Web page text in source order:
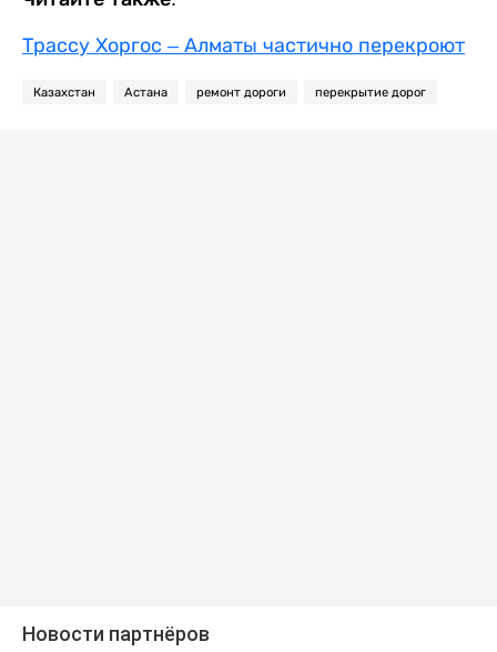
Трассу Хоргос – Алматы частично перекроют
Казахстан Астана ремонт дороги перекрытие дорог